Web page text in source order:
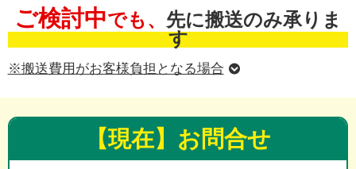
ご検討中でも、 先に搬送のみ承りま
す
※搬送費用がお客様負担となる場合
【現在】お問合せ